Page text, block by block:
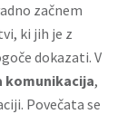
začnem
ki jih je z
dokazati. V
komunikacija,
Povečata se